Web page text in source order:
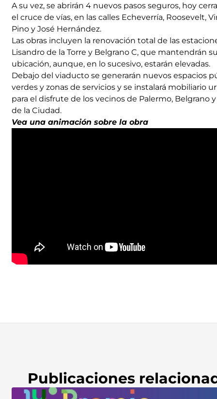
A su vez, se abrirán 4 nuevos pasos seguros, hoy
el cruce de vías, en las calles Echeverría, Roosevelt,
Pino y José Hernández.
Las obras incluyen la renovación total de las
Lisandro de la Torre y Belgrano C, que mantendrán
ubicación, aunque, en lo sucesivo, estarán elevadas.
Debajo del viaducto se generarán nuevos espacios
verdes y zonas de servicios y se instalará mobiliario
para el disfrute de los vecinos de Palermo, Belgrano
de la Ciudad.
Vea una animación sobre la obra
Publicaciones